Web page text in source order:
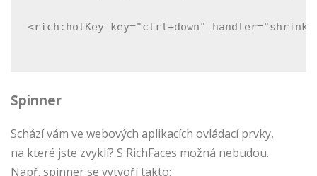
<rich:hotKey key="ctrl+down"
Spinner
Schází vám ve webových aplikacích ovládací prvky,
na které jste zvyklí? S RichFaces možná nebudou.
Např. spinner se vytvoří takto: